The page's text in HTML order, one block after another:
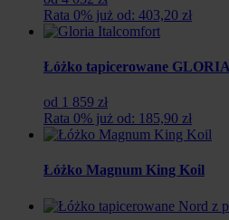
Rata 0% już od: 403,20 zł
Łóżko tapicerowane
od 1 859 zł
Rata 0% już od: 185,90 zł
Łóżko Magnum King Koil